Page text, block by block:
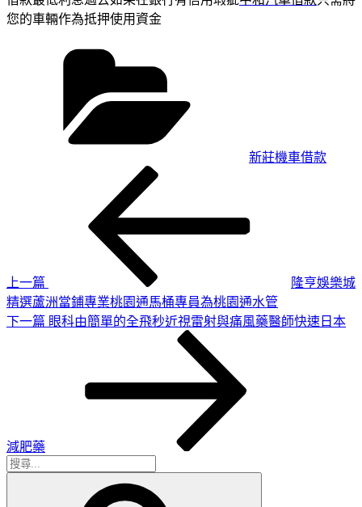
您的車輛作為抵押使用資金
新莊機車借款
上一篇
隆亨娛樂城
精選蘆洲當鋪專業桃園通馬桶專員為桃園通水管
下
下一篇 眼科由簡單的全飛秒近視雷射與痛風藥醫師快速日本
減肥藥
搜